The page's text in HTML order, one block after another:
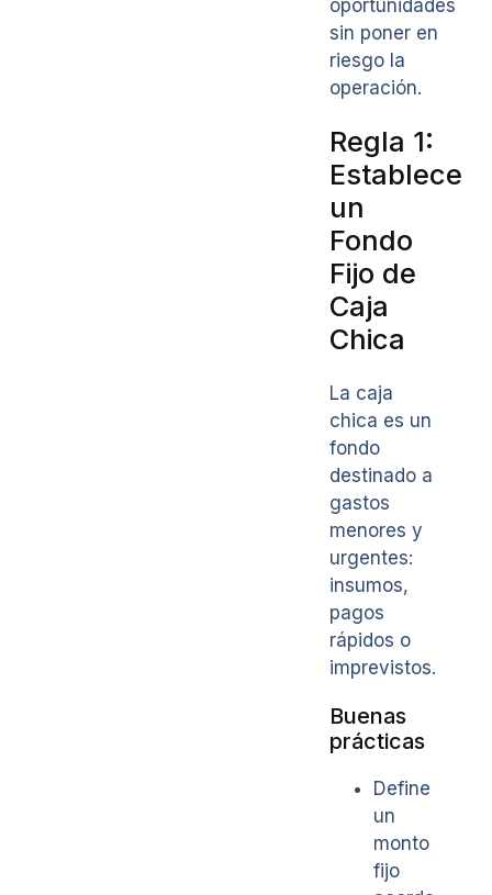
oportunidades
sin poner en
riesgo la
operación.
Regla 1:
Establece
un
Fondo
Fijo de
Caja
Chica
La caja
chica es un
fondo
destinado a
gastos
menores y
urgentes:
insumos,
pagos
rápidos o
imprevistos.
Buenas
prácticas
Define
un
monto
fijo